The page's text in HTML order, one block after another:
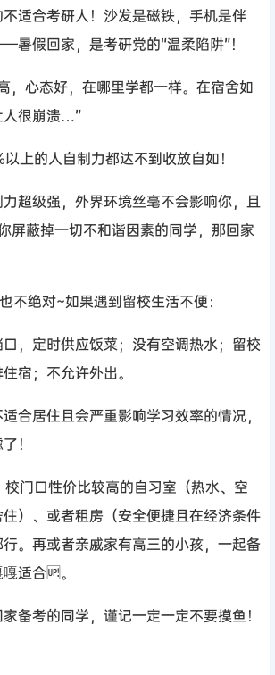
适合考研人！沙发是磁铁，手机是伴
假回家，是考研党的“温柔陷阱”！
，心态好，在哪里学都一样。在宿舍如
人很崩溃…”
上的人自制力都达不到收放自如！
超级强，外界环境丝毫不会影响你，且
屏蔽掉一切不和谐因素的同学，那回家
不绝对~如果遇到留校生活不便：
，定时供应饭菜；没有空调热水；留校
宿；不允许外出。
合居住且会严重影响学习效率的情况，
！
门口性价比较高的自习室（热水、空
）、或者租房（安全便捷且在经济条件
。再或者亲戚家有高三的小孩，一起备
适合🆙。
备考的同学，谨记一定一定不要摸鱼！